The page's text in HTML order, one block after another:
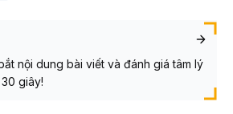
nội dung bài viết và đánh giá tâm lý
giây!